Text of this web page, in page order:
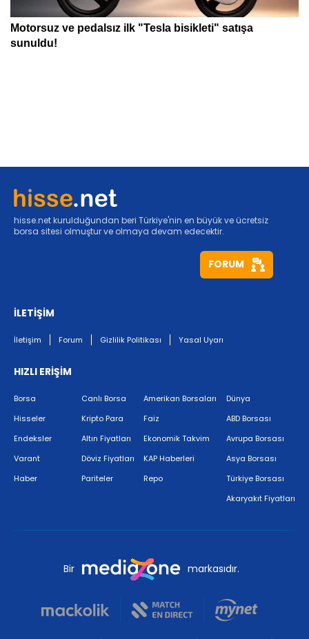
hisse.net kurulduğundan beri Türkiye'nin en büyük ve ücretsiz
borsa sitesi olmuştur ve olmaya devam edecektir.
FORUM
İLETİŞİM
İletişim Forum Gizlilik Politikası Yasal Uyarı
HIZLI ERİŞİM
Borsa
Hisseler
Endeksler
Varant
Haber
Canlı Borsa
Kripto Para
Altın Fiyatları
Döviz Fiyatları
Pariteler
Amerikan Borsaları
Faiz
Ekonomik Takvim
KAP Haberleri
Repo
Dünya
ABD Borsası
Avrupa Borsası
Asya Borsası
Türkiye Borsası
Akaryakıt Fiyatları
Bir markasıdır.